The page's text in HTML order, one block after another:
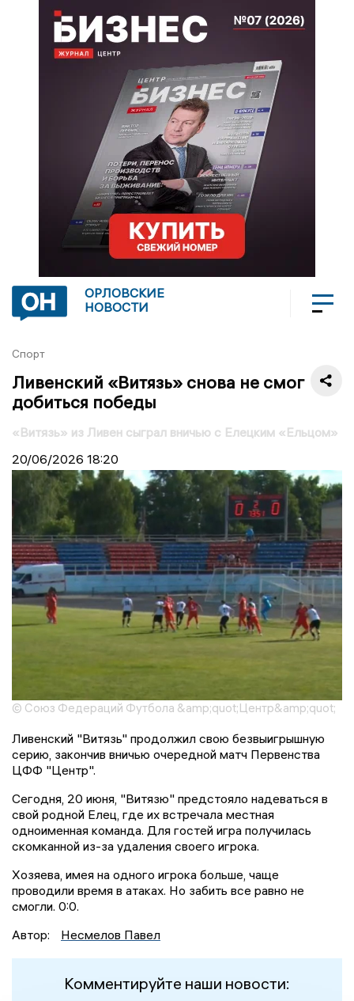
ОРЛОВСКИЕ
НОВОСТИ
Спорт
Ливенский «Витязь» снова не смог
добиться победы
«Витязь» из Ливен сыграл вничью с Елецким «Ельцом»
20/06/2026 18:20
© Союз Федераций Футбола &amp;quot;Центр&amp;quot;
Ливенский "Витязь" продолжил свою безвыигрышную
серию, закончив вничью очередной матч Первенства
ЦФФ "Центр".
Сегодня, 20 июня, "Витязю" предстояло надеваться в
свой родной Елец, где их встречала местная
одноименная команда. Для гостей игра получилась
скомканной из-за удаления своего игрока.
Хозяева, имея на одного игрока больше, чаще
проводили время в атаках. Но забить все равно не
смогли. 0:0.
Автор:
Несмелов Павел
Комментируйте наши новости: